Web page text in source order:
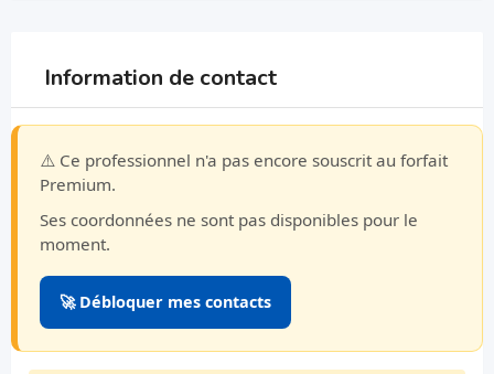
Information de contact
⚠️ Ce professionnel n'a pas encore souscrit au forfait
Premium.
Ses coordonnées ne sont pas disponibles pour le
moment.
🚀 Débloquer mes contacts